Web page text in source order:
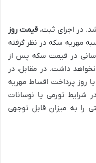
در اجرای ثبت، قیمت روز
مهریه سکه در نظر گرفته
در قیمت سکه پس از
داشت. در مقابل، در
روز پرداخت اقساط مهریه
شرایط تورمی یا نوسانات
را به میزان قابل توجهی